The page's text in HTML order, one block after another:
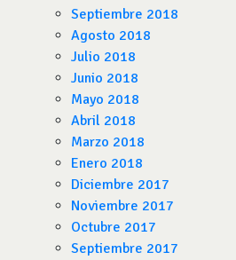
Septiembre 2018
Agosto 2018
Julio 2018
Junio 2018
Mayo 2018
Abril 2018
Marzo 2018
Enero 2018
Diciembre 2017
Noviembre 2017
Octubre 2017
Septiembre 2017